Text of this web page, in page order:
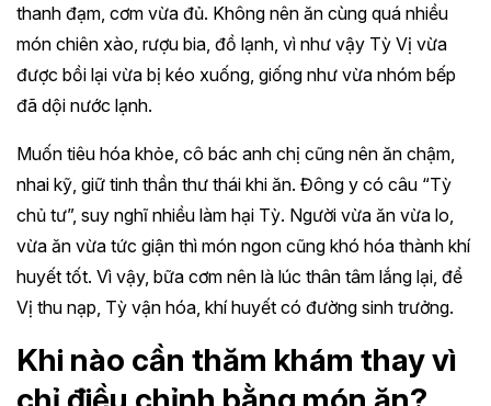
thanh đạm, cơm vừa đủ. Không nên ăn cùng quá nhiều
món chiên xào, rượu bia, đồ lạnh, vì như vậy Tỳ Vị vừa
được bồi lại vừa bị kéo xuống, giống như vừa nhóm bếp
đã dội nước lạnh.
Muốn tiêu hóa khỏe, cô bác anh chị cũng nên ăn chậm,
nhai kỹ, giữ tinh thần thư thái khi ăn. Đông y có câu “Tỳ
chủ tư”, suy nghĩ nhiều làm hại Tỳ. Người vừa ăn vừa lo,
vừa ăn vừa tức giận thì món ngon cũng khó hóa thành khí
huyết tốt. Vì vậy, bữa cơm nên là lúc thân tâm lắng lại, để
Vị thu nạp, Tỳ vận hóa, khí huyết có đường sinh trưởng.
Khi nào cần thăm khám thay vì